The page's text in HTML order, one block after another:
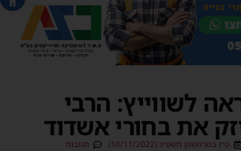
לשווייץ: הרבי
את בחורי אשדוד
ט״ז במרחשוון תשפ״ג (10/11/2022) תגובות